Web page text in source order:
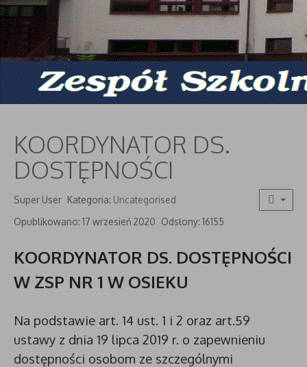
KOORDYNATOR DS.
DOSTĘPNOŚCI
Super User Kategoria: Uncategorised
Opublikowano: 17 wrzesień 2020 Odsłony: 16155
KOORDYNATOR DS. DOSTĘPNOŚCI
W ZSP NR 1 W OSIEKU
Na podstawie art. 14 ust. 1 i 2 oraz art.59
ustawy z dnia 19 lipca 2019 r. o zapewnieniu
dostępności osobom ze szczególnymi